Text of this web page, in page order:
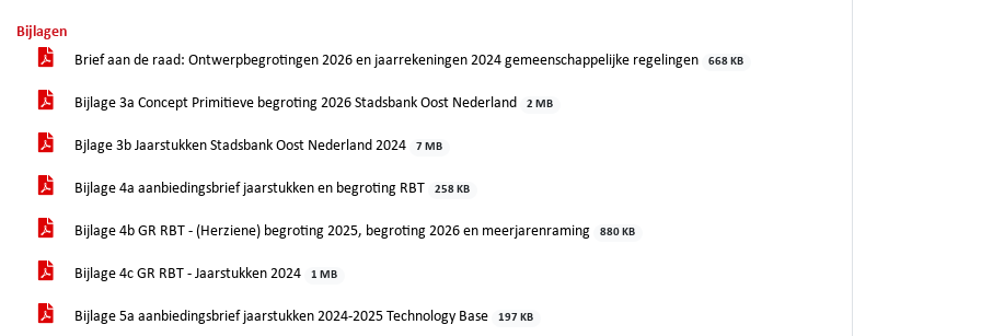
Bijlagen
Brief aan de raad: Ontwerpbegrotingen 2026 en jaarrekeningen 2024 gemeenschappelijke regelingen
668 KB
Bijlage 3a Concept Primitieve begroting 2026 Stadsbank Oost Nederland 2 MB
Bjlage 3b Jaarstukken Stadsbank Oost Nederland 2024 7 MB
Bijlage 4a aanbiedingsbrief jaarstukken en begroting RBT 258 KB
Bijlage 4b GR RBT - (Herziene) begroting 2025, begroting 2026 en meerjarenraming 880 KB
Bijlage 4c GR RBT - Jaarstukken 2024 1 MB
Bijlage 5a aanbiedingsbrief jaarstukken 2024-2025 Technology Base 197 KB